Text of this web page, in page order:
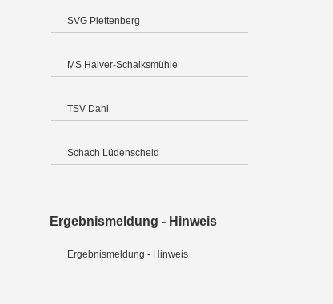
SVG Plettenberg
MS Halver-Schalksmühle
TSV Dahl
Schach Lüdenscheid
Ergebnismeldung - Hinweis
Ergebnismeldung - Hinweis